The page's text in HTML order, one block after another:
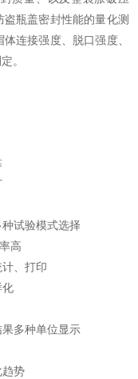
瓶盖密封性能的量化测
连接强度、脱口强度、
。
试验模式选择
高
、打印
化
多种单位显示
趋势